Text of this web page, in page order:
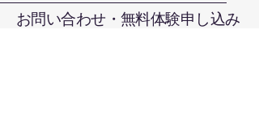
お問い合わせ・無料体験申し込み